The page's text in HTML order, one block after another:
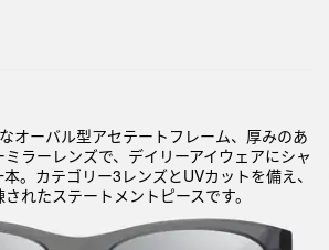
オーバル型アセテートフレーム、厚みのあ
ラーレンズで、デイリーアイウェアにシャ
。カテゴリー3レンズとUVカットを備え、
れたステートメントピースです。